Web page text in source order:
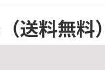
（送料無料）